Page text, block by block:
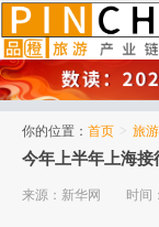
你的位置： 首页 > 旅
今年上半年上海接
来源：新华网 时间